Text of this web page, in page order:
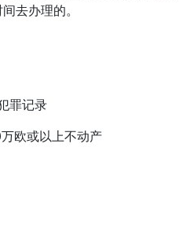
去办理的。
罪记录
欧或以上不动产